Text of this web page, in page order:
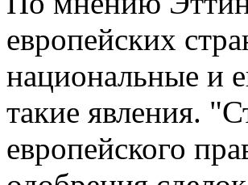
европейских
национальные и
такие явления.
европейского